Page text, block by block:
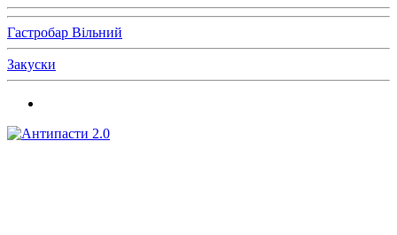
Гастробар Вільний
Закуски